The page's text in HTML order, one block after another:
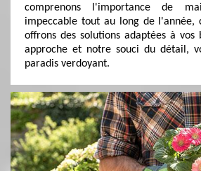
comprenons l'importance de
impeccable tout au long de l'année,
offrons des solutions adaptées à vos
approche et notre souci du détail,
paradis verdoyant.